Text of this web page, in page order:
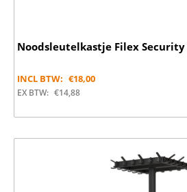
Noodsleutelkastje Filex Security
INCL BTW: €18,00
EX BTW: €14,88